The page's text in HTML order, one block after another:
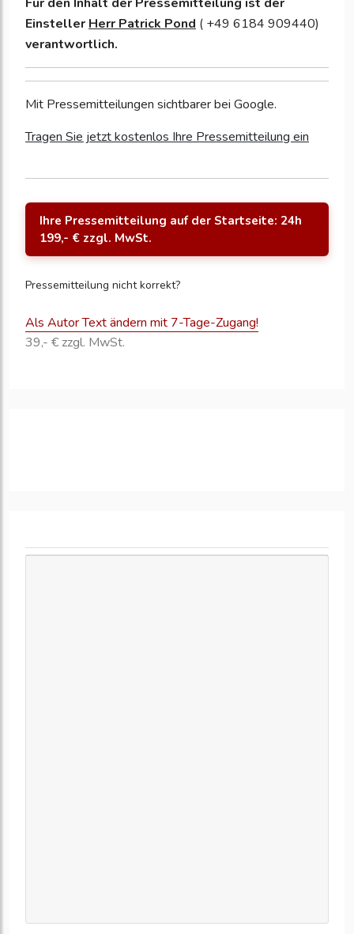
Einsteller Herr Patrick Pond ( +49 6184 909440)
verantwortlich.
Mit Pressemitteilungen sichtbarer bei Google.
Tragen Sie jetzt kostenlos Ihre Pressemitteilung ein
Ihre Pressemitteilung auf der Startseite: 24h
199,- € zzgl. MwSt.
Pressemitteilung nicht korrekt?
Als Autor Text ändern mit 7-Tage-Zugang!
39,- € zzgl. MwSt.